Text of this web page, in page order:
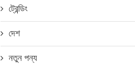
ট্রেন্ডিং
দেশ
নতুন পন্য